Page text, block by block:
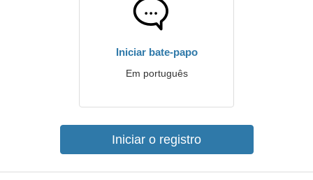
Iniciar bate-papo
Em português
Iniciar o registro